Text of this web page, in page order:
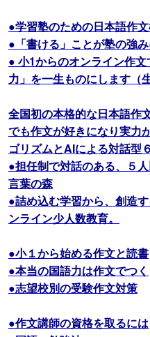
●学習塾のための日本語作文
●「書ける」ことが塾の強み
● 小1からのオンライン作
力」を一生ものにします（
全国初の本格的な日本語作
でも作文が好きになり実力
ゴリズムとAIによる対話型
●担任制で対話のある、５
言葉の森
●詰め込む学習から、創造
ンライン少人数教育。
●小１から始める作文と読書
●本当の国語力は作文でつく
●志望校別の受験作文対策
●作文講師の資格を取るには